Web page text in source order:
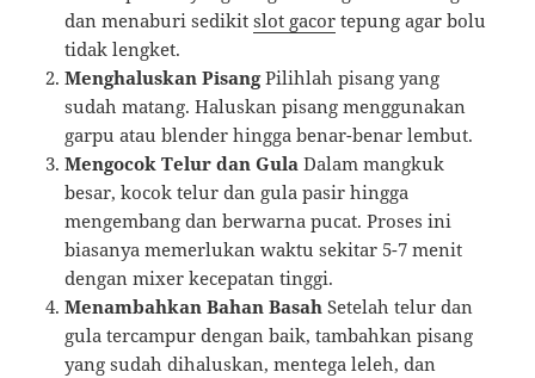
dan menaburi sedikitslot gacor tepung agar bolu
tidak lengket.
Menghaluskan PisangPilihlah pisang yang
sudah matang. Haluskan pisang menggunakan
garpu atau blender hingga benar-benar lembut.
Mengocok Telur dan Gula Dalam mangkuk
besar, kocok telur dan gula pasir hingga
mengembang dan berwarna pucat. Proses ini
biasanya memerlukan waktu sekitar 5-7 menit
dengan mixer kecepatan tinggi.
Menambahkan Bahan Basah Setelah telur dan
gula tercampur dengan baik, tambahkan pisang
yang sudah dihaluskan, mentega leleh, dan